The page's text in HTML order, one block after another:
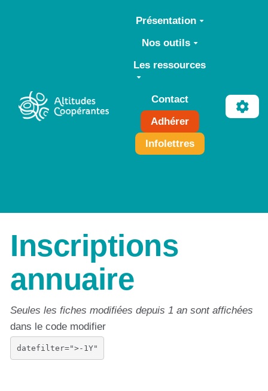
Aller au contenu principal
Présentation
Nos outils
Les ressources
Contact
Adhérer
Infolettres
Inscriptions
annuaire
Seules les fiches modifiées depuis 1 an sont affichées
dans le code modifier